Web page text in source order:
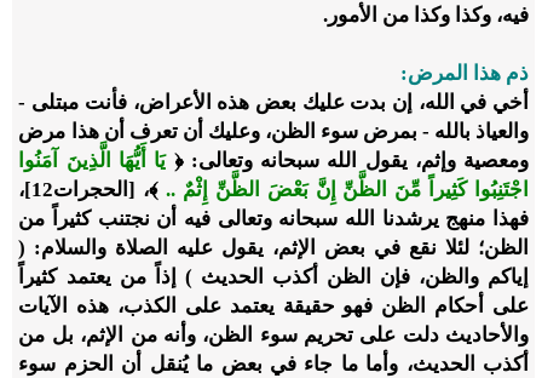
فيه، وكذا وكذا من الأمور.
ذم هذا المرض:
أخي في الله، إن بدت عليك بعض هذه الأعراض، فأنت مبتلى -
والعياذ بالله - بمرض سوء الظن، وعليك أن تعرف أن هذا مرض
ومعصية وإثم، يقول الله سبحانه وتعالى: ﴿يَا أَيُّهَا الَّذِينَ آمَنُوا
اجْتَنِبُوا كَثِيراً مِّنَ الظَّنِّ إِنَّ بَعْضَ الظَّنِّ إِثْمٌ ..
﴾، [الحجرات12]،
فهذا منهج يرشدنا الله سبحانه وتعالى فيه أن نجتنب كثيراً من
الظن؛ لئلا نقع في بعض الإثم، يقول عليه الصلاة والسلام: (
إياكم والظن، فإن الظن أكذب الحديث ) إذاً من يعتمد كثيراً
على أحكام الظن فهو حقيقة يعتمد على الكذب، هذه الآيات
والأحاديث دلت على تحريم سوء الظن، وأنه من الإثم، بل من
أكذب الحديث، وأما ما جاء في بعض ما يُنقل أن الحزم سوء